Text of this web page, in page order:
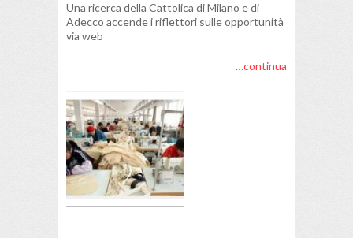
Una ricerca della Cattolica di Milano e di
Adecco accende i riflettori sulle opportunità
via web
…continua